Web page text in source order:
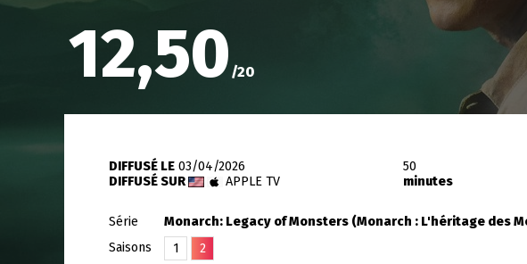
12,50 /20
DIFFUSÉ LE 03/04/2026
DIFFUSÉ SUR
APPLE TV
50
minutes
Série
Monarch: Legacy of Monsters (Monarch : L'héritage des
Saisons
1
2